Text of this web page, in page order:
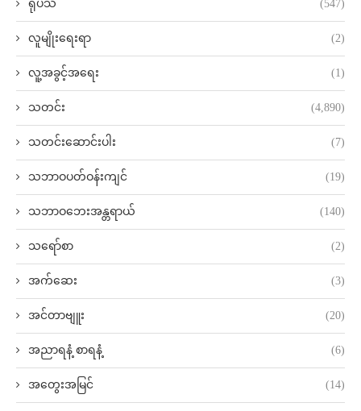
ရုပ်သံ (547)
လူမျိုးရေးရာ (2)
လူ့အခွင့်အရေး (1)
သတင်း (4,890)
သတင်းဆောင်းပါး (7)
သဘာဝပတ်ဝန်းကျင် (19)
သဘာဝဘေးအန္တရာယ် (140)
သရော်စာ (2)
အက်ဆေး (3)
အင်တာဗျူး (20)
အညာရနံ့ စာရနံ့ (6)
အတွေးအမြင် (14)